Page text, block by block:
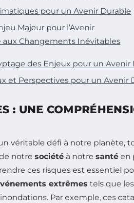
pour un Avenir Durable
Majeur pour l’Avenir
aux Changements Inévitables
des Enjeux pour un Avenir
et Perspectives pour un Avenir
: UNE
véritable défi à notre planète,
notre société à notre santé en
ces risques est essentiel
extrêmes tels que les
Par exemple, ces